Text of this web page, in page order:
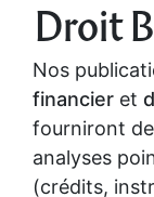
Droit
Nos
financier et
fourniront
analyses
(crédits,